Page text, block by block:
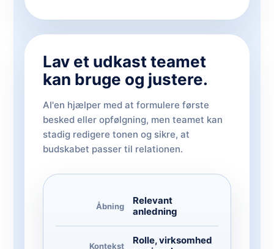
Lav et udkast teamet
kan bruge og justere.
AI'en hjælper med at formulere første
besked eller opfølgning, men teamet kan
stadig redigere tonen og sikre, at
budskabet passer til relationen.
Åbning
Relevant
anledning
Kontekst
Rolle, virksomhed